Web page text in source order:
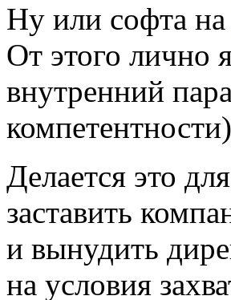
Ну или софта на
От этого лично
внутренний
Делается это
заставить
и вынудить
на условия